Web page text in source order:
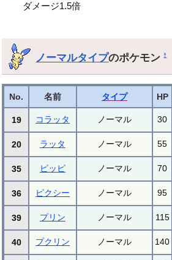
ダメージ1.5倍
ノーマルタイプのポケモン†
No. 名前 タイプ HP
19 コラッタ ノーマル 30
20 ラッタ ノーマル 55
35 ピッピ ノーマル 70
36 ピクシー ノーマル 95
39 プリン ノーマル 115
40 プクリン ノーマル 140